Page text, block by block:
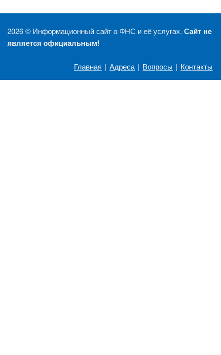
2026 © Информационный сайт о ФНС и её услугах. Сайт не
является официальным!
Главная | Адреса | Вопросы | Контакты